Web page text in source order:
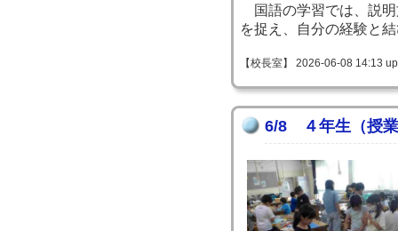
国語の学習では、説明
を捉え、自分の経験と
【校長室】 2026-06-08 14:13
6/8 ４年生（授